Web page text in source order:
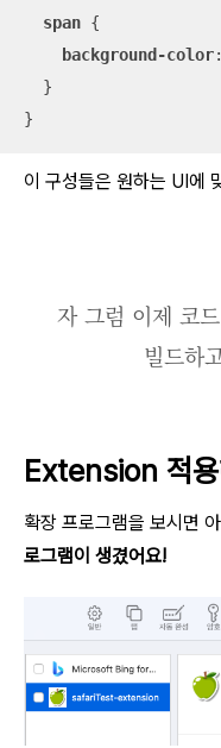
span {
background-color
  }
}
이 구성들은 원하는 UI에
자 그럼 이제 코
빌드하
Extension 적용
확장 프로그램을 보시면
로그램이 생겼어요!